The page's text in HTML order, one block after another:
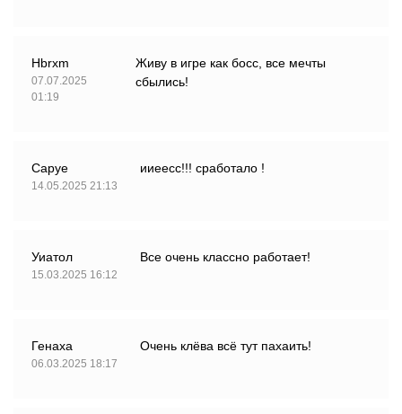
Hbrxm
07.07.2025
01:19
Живу в игре как босс, все мечты
сбылись!
Саруе
14.05.2025 21:13
ииеесс!!! сработало !
Уиатол
15.03.2025 16:12
Все очень классно работает!
Генаха
06.03.2025 18:17
Очень клёва всё тут пахаить!